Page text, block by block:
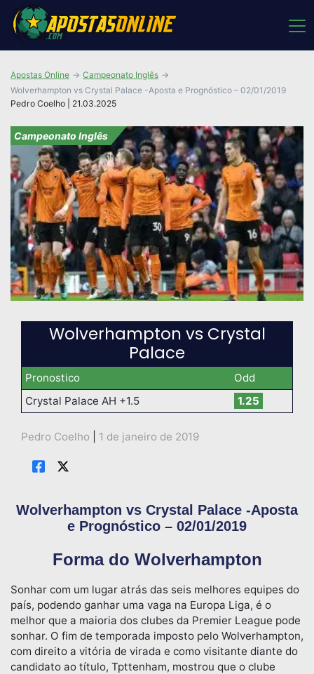
Pedro Coelho | 21.03.2025
Apostas Online
Campeonato Inglês
Wolverhampton vs Crystal Palace -Aposta e Prognóstico – 02/01/2019
Campeonato Inglês
Wolverhampton vs Crystal
Palace
Pronostico
Odd
Crystal Palace AH +1.5
1.25
Pedro Coelho 1 de janeiro de 2019
Wolverhampton vs Crystal Palace -Aposta
e Prognóstico – 02/01/2019
Forma do Wolverhampton
Sonhar com um lugar atrás das seis melhores equipes do
país, podendo ganhar uma vaga na Europa Liga, é o
melhor que a maioria dos clubes da Premier League pode
sonhar. O fim de temporada imposto pelo Wolverhampton,
com direito a vitória de virada e como visitante diante do
candidato ao título, Tpttenham, mostrou que o clube